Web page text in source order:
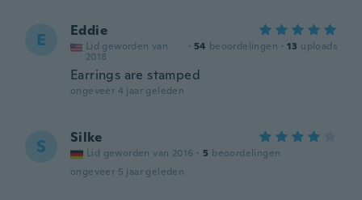
E Eddie
Lid geworden van
2018
· 54 beoordelingen · 13 uploads
Earrings are stamped
ongeveer 4 jaar geleden
S Silke
Lid geworden van 2016 · 5 beoordelingen
ongeveer 5 jaar geleden